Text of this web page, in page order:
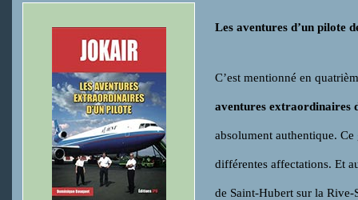
Les aventures d’un pilote
C’est mentionné en
aventures extraordinaires
absolument authentique.
différentes affectations. Et
de Saint-Hubert sur la